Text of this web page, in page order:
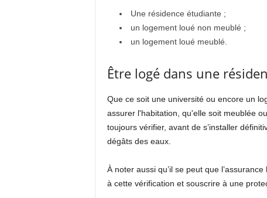
Une résidence étudiante ;
un logement loué non meublé ;
un logement loué meublé.
Être logé dans une
Que ce soit une université ou encore un
assurer l'habitation, qu'elle soit meublée
toujours vérifier, avant de s’installer
dégâts des eaux.
À noter aussi qu’il se peut que
à cette vérification et souscrire à une